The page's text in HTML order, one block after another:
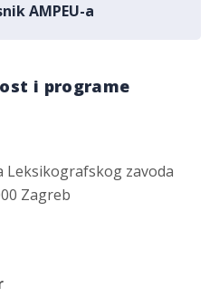
AMPEU-a
i programe
Leksikografskog zavoda
Zagreb